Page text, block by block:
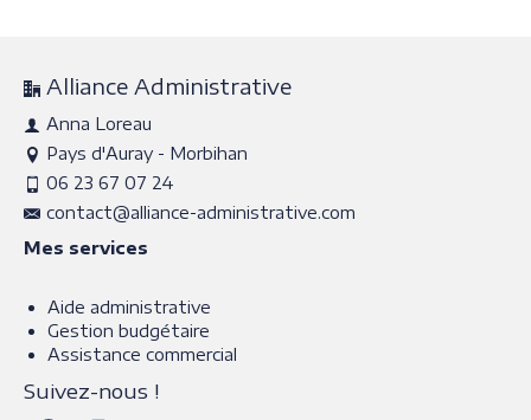
Alliance Administrative
Anna Loreau
Pays d'Auray - Morbihan
06 23 67 07 24
contact@alliance-administrative.com
Mes services
Aide administrative
Gestion budgétaire
Assistance commercial
Suivez-nous !